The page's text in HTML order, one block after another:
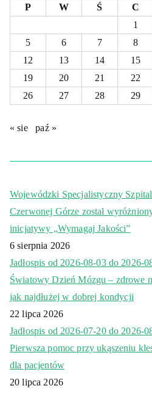
P
W Ś C
1
5
6 7 8
12
13 14 15
19
20 21 22
26
27 28 29
« sie paź »
Wojewódzki Specjalistyczny
Czerwonej Górze został
inicjatywy „Wymagaj Jakości”
6 sierpnia 2026
Jadłospis od 2026-08-03 do 2026-
Światowy Dzień Mózgu – zdrowe
jak najdłużej w dobrej kondycji
22 lipca 2026
Jadłospis od 2026-07-20 do 2026-
Pierwsza pomoc przy ukąszeniu
dla pacjentów
20 lipca 2026